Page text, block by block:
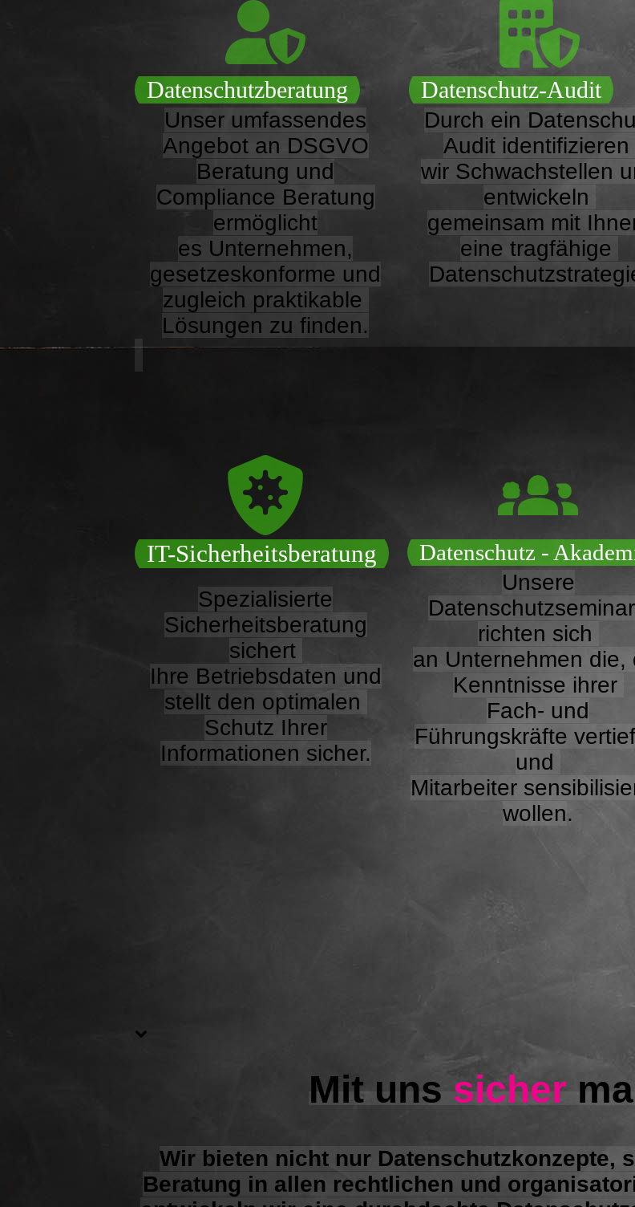
Datenschutzberatung
Unser umfassendes
Angebot an DSGVO
Beratung und
Compliance Beratung
ermöglicht
es Unternehmen,
gesetzeskonforme und
zugleich praktikable
Lösungen zu finden.
Datenschutz-Audit
Durch ein
Audit identifizieren
wir Schwachstellen
entwickeln
gemeinsam mit
eine tragfähige
IT-Sicherheitsberatung
Spezialisierte
Sicherheitsberatung
sichert
Ihre Betriebsdaten und
stellt den optimalen
Schutz Ihrer
Informationen sicher.
Datenschutz -
Unsere
richten sich
an Unternehmen die,
Kenntnisse ihrer
Fach- und
Führungskräfte
und
Mitarbeiter
wollen.
Mit uns sicher
Wir bieten nicht nur Datenschutzkonzepte,
Beratung in allen rechtlichen und